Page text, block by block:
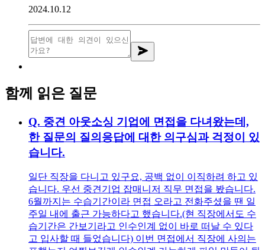
2024.10.12
함께 읽은 질문
Q. 중견 아웃소싱 기업에 면접을 다녀왔는데,
한 질문의 질의응답에 대한 의구심과 걱정이 있
습니다.
일단 직장을 다니고 있구요, 공백 없이 이직하려 하고 있
습니다. 우선 중견기업 잡매니저 직무 면접을 봤습니다.
6월까지는 수습기간이라 면접 오라고 전화주셨을 땐 일
주일 내에 출근 가능하다고 했습니다.(현 직장에서도 수
습기간은 간보기라고 인수인계 없이 바로 떠날 수 있다
고 입사할 때 들었습니다) 이번 면접에서 직장에 사의는